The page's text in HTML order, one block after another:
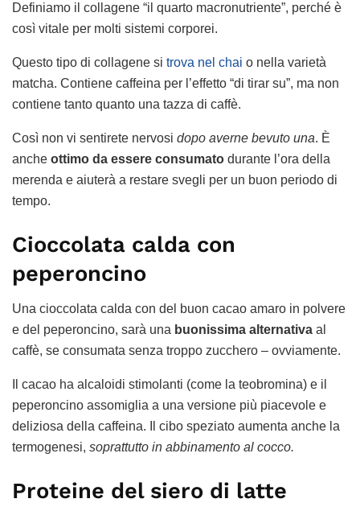
Definiamo il collagene “il quarto macronutriente”, perché è
così vitale per molti sistemi corporei.
Questo tipo di collagene si trova nel chai o nella varietà
matcha. Contiene caffeina per l’effetto “di tirar su”, ma non
contiene tanto quanto una tazza di caffè.
Così non vi sentirete nervosi dopo averne bevuto una. È
anche ottimo da essere consumato durante l’ora della
merenda e aiuterà a restare svegli per un buon periodo di
tempo.
Cioccolata calda con
peperoncino
Una cioccolata calda con del buon cacao amaro in polvere
e del peperoncino, sarà una buonissima alternativa al
caffè, se consumata senza troppo zucchero – ovviamente.
Il cacao ha alcaloidi stimolanti (come la teobromina) e il
peperoncino assomiglia a una versione più piacevole e
deliziosa della caffeina. Il cibo speziato aumenta anche la
termogenesi, soprattutto in abbinamento al cocco.
Proteine del siero di latte